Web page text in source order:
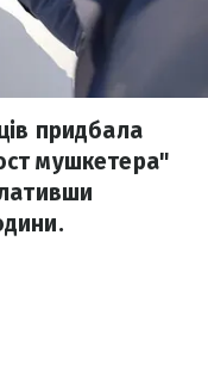
придбала
мушкетера"